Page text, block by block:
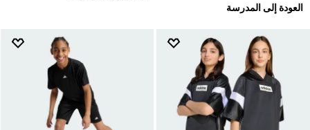
العودة إلى المدرسة